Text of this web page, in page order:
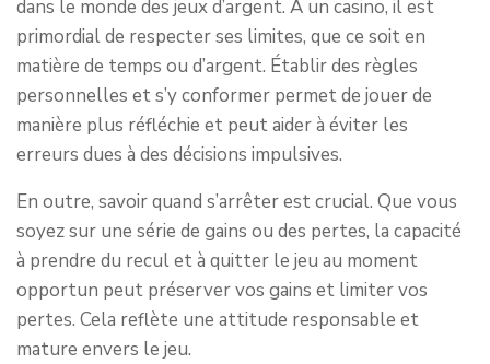
dans le monde des jeux d’argent. À un casino, il est
primordial de respecter ses limites, que ce soit en
matière de temps ou d’argent. Établir des règles
personnelles et s’y conformer permet de jouer de
manière plus réfléchie et peut aider à éviter les
erreurs dues à des décisions impulsives.
En outre, savoir quand s’arrêter est crucial. Que vous
soyez sur une série de gains ou des pertes, la capacité
à prendre du recul et à quitter le jeu au moment
opportun peut préserver vos gains et limiter vos
pertes. Cela reflète une attitude responsable et
mature envers le jeu.